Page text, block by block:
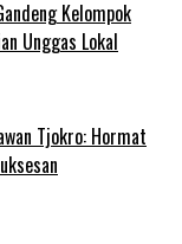
Kelompok
Unggas Lokal
Tjokro: Hormat